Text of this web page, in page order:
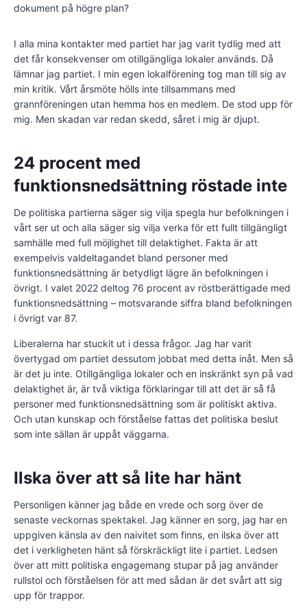
dokument på högre plan?
I alla mina kontakter med partiet har jag varit tydlig med att
det får konsekvenser om otillgängliga lokaler används. Då
lämnar jag partiet. I min egen lokalförening tog man till sig av
min kritik. Vårt årsmöte hölls inte tillsammans med
grannföreningen utan hemma hos en medlem. De stod upp för
mig. Men skadan var redan skedd, såret i mig är djupt.
24 procent med
funktionsnedsättning röstade inte
De politiska partierna säger sig vilja spegla hur befolkningen i
vårt ser ut och alla säger sig vilja verka för ett fullt tillgängligt
samhälle med full möjlighet till delaktighet. Fakta är att
exempelvis valdeltagandet bland personer med
funktionsnedsättning är betydligt lägre än befolkningen i
övrigt. I valet 2022 deltog 76 procent av röstberättigade med
funktionsnedsättning – motsvarande siffra bland befolkningen
i övrigt var 87.
Liberalerna har stuckit ut i dessa frågor. Jag har varit
övertygad om partiet dessutom jobbat med detta inåt. Men så
är det ju inte. Otillgängliga lokaler och en inskränkt syn på vad
delaktighet är, är två viktiga förklaringar till att det är så få
personer med funktionsnedsättning som är politiskt aktiva.
Och utan kunskap och förståelse fattas det politiska beslut
som inte sällan är uppåt väggarna.
Ilska över att så lite har hänt
Personligen känner jag både en vrede och sorg över de
senaste veckornas spektakel. Jag känner en sorg, jag har en
uppgiven känsla av den naivitet som finns, en ilska över att
det i verkligheten hänt så förskräckligt lite i partiet. Ledsen
över att mitt politiska engagemang stupar på jag använder
rullstol och förståelsen för att med sådan är det svårt att sig
upp för trappor.